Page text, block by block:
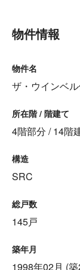
物件情報
物件名
ザ・ウインベ
所在階 / 階建て
4階部分 / 14階
構造
SRC
総戸数
145戸
築年月
1998年02月 (